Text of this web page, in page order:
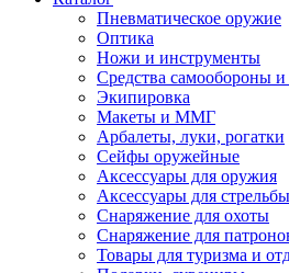
Пневматическое оружие
Оптика
Ножи и инструменты
Средства самообороны и
Экипировка
Макеты и ММГ
Арбалеты, луки, рогатки
Сейфы оружейные
Аксессуары для оружия
Аксессуары для стрельбы
Снаряжение для охоты
Снаряжение для
Товары для туризма и